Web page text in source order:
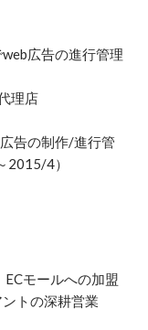
広告の進行管理
理店
告の制作/進行管
モールへの加盟
トの深耕営業